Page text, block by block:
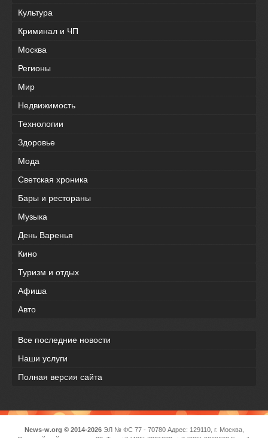
Культура
Криминал и ЧП
Москва
Регионы
Мир
Недвижимость
Технологии
Здоровье
Мода
Светская хроника
Бары и рестораны
Музыка
День Варенья
Кино
Туризм и отдых
Афиша
Авто
Все последние новости
Наши услуги
Полная версия сайта
News-w.org © 2014-2026ЭЛ № ФС 77 - 70780 Адрес: 129110, г. Москва,